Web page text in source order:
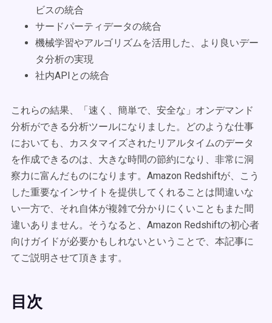
ビスの統合
サードパーティデータの統合
機械学習やアルゴリズムを活用した、より良いデー
タ分析の実現
社内APIとの統合
これらの結果、「速く、簡単で、安全な」オンデマンド
分析ができる分析ツールになりました。どのような仕事
においても、カスタマイズされたリアルタイムのデータ
を作成できるのは、大きな時間の節約になり、非常に洞
察力に富んだものになります。Amazon Redshiftが、こう
した重要なインサイトを提供してくれることは間違いな
い一方で、それ自体が複雑で分かりにくいこともまた間
違いありません。そうなると、Amazon Redshiftの初心者
向けガイドが必要かもしれないということで、本記事に
てご説明させて頂きます。
目次